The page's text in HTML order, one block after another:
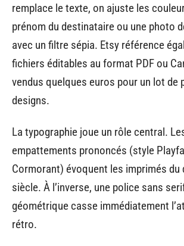
remplace le texte, on ajuste les
prénom du destinataire ou une photo
avec un filtre sépia. Etsy référence
fichiers éditables au format PDF ou
vendus quelques euros pour un lot de
designs.
La typographie joue un rôle central.
empattements prononcés (style
Cormorant) évoquent les imprimés du
siècle. À l’inverse, une police sans
géométrique casse immédiatement
rétro.